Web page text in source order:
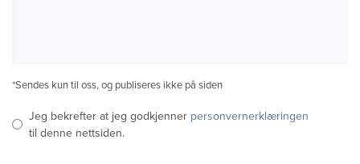
*Sendes kun til oss, og publiseres ikke på siden
Jeg bekrefter at jeg godkjenner personvernerklæringen
til denne nettsiden.